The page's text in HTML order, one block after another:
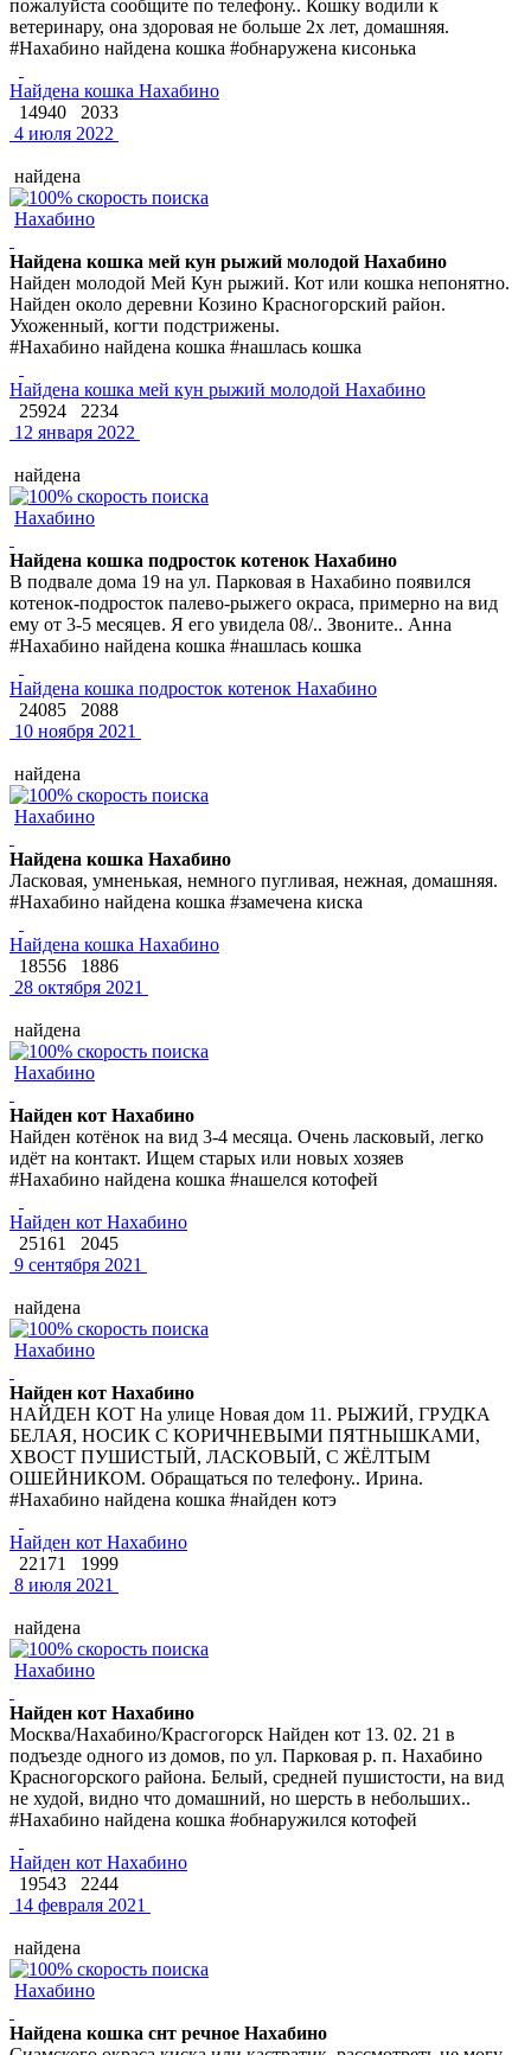
пожалуйста сообщите по телефону.. Кошку водили к
ветеринару, она здоровая не больше 2х лет, домашняя.
#Нахабино найдена кошка #обнаружена кисонька
Найдена кошка Нахабино
14940
2033
4 июля 2022
найдена
Нахабино
Найдена кошка мей кун рыжий молодой Нахабино
Найден молодой Мей Кун рыжий. Кот или кошка непонятно.
Найден около деревни Козино Красногорский район.
Ухоженный, когти подстрижены.
#Нахабино найдена кошка #нашлась кошка
Найдена кошка мей кун рыжий молодой Нахабино
25924
2234
12 января 2022
найдена
Нахабино
Найдена кошка подросток котенок Нахабино
В подвале дома 19 на ул. Парковая в Нахабино появился
котенок-подросток палево-рыжего окраса, примерно на вид
ему от 3-5 месяцев. Я его увидела 08/.. Звоните.. Анна
#Нахабино найдена кошка #нашлась кошка
Найдена кошка подросток котенок Нахабино
24085
2088
10 ноября 2021
найдена
Нахабино
Найдена кошка Нахабино
Ласковая, умненькая, немного пугливая, нежная, домашняя.
#Нахабино найдена кошка #замечена киска
Найдена кошка Нахабино
18556
1886
28 октября 2021
найдена
Нахабино
Найден кот Нахабино
Найден котёнок на вид 3-4 месяца. Очень ласковый, легко
идёт на контакт. Ищем старых или новых хозяев
#Нахабино найдена кошка #нашелся котофей
Найден кот Нахабино
25161
2045
9 сентября 2021
найдена
Нахабино
Найден кот Нахабино
НАЙДЕН КОТ На улице Новая дом 11. РЫЖИЙ, ГРУДКА
БЕЛАЯ, НОСИК С КОРИЧНЕВЫМИ ПЯТНЫШКАМИ,
ХВОСТ ПУШИСТЫЙ, ЛАСКОВЫЙ, С ЖЁЛТЫМ
ОШЕЙНИКОМ. Обращаться по телефону.. Ирина.
#Нахабино найдена кошка #найден котэ
Найден кот Нахабино
22171
1999
8 июля 2021
найдена
Нахабино
Найден кот Нахабино
Москва/Нахабино/Красгогорск Найден кот 13. 02. 21 в
подъезде одного из домов, по ул. Парковая р. п. Нахабино
Красногорского района. Белый, средней пушистости, на вид
не худой, видно что домашний, но шерсть в небольших..
#Нахабино найдена кошка #обнаружился котофей
Найден кот Нахабино
19543
2244
14 февраля 2021
найдена
Нахабино
Найдена кошка снт речное Нахабино